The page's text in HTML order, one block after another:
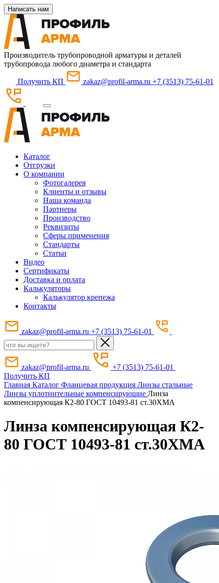
Написать нам
Производитель трубопроводной арматуры и деталей
трубопровода любого диаметра и стандарта
Получить КП zakaz@profil-arma.ru +7 (3513) 75-61-01
Каталог
Отгрузки
О компании
Фотогалерея
Клиенты и отзывы
Наша команда
Партнеры
Производство
Реквизиты
Сферы применения
Стандарты
Статьи
Видео
Сертификаты
Доставка и оплата
Калькуляторы
Калькулятор крепежа
Контакты
zakaz@profil-arma.ru +7 (3513) 75-61-01
zakaz@profil-arma.ru
+7 (3513) 75-61-01
Получить КП
Главная Каталог Фланцевая продукция Линзы стальные
Линзы уплотнительные компенсирующие Линза
компенсирующая К2-80 ГОСТ 10493-81 ст.30ХМА
Линза компенсирующая К2-
80 ГОСТ 10493-81 ст.30ХМА